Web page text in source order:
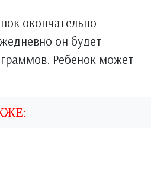
окончательно
он будет
Ребенок может